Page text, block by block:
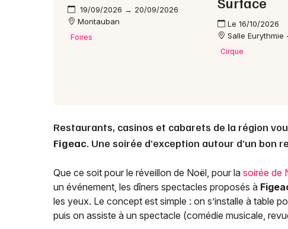
19/09/2026 → 20/09/2026
Montauban
Foires
Le 16/10/2026
Salle Eurythmie
Cirque
Restaurants, casinos et cabarets de la région
Figeac. Une soirée d’exception autour d’un bon
Que ce soit pour le réveillon de Noël, pour la soirée de
un événement, les dîners spectacles proposés à
les yeux. Le concept est simple : on s’installe à table
puis on assiste à un spectacle (comédie musicale,